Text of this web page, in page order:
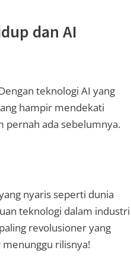
dan AI
teknologi AI yang
hampir mendekati
pernah ada sebelumnya.
nyaris seperti dunia
teknologi dalam industri
revolusioner yang
rilisnya!